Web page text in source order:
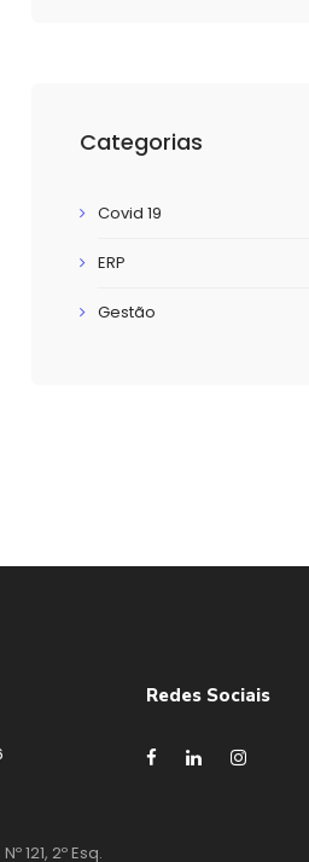
Categorias
Covid 19
ERP
Gestão
121, 2º Esq.
Redes Sociais